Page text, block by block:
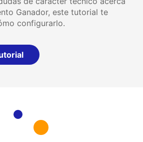
Ganador, este tutorial te
configurarlo.